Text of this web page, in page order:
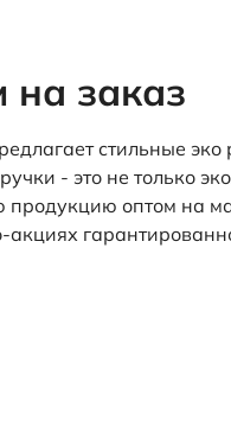
на заказ
стильные эко
- это не только
продукцию оптом на